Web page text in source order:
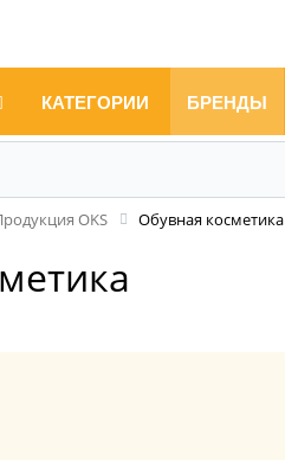
КАТЕГОРИИ БРЕНДЫ
OKS Обувная косметика